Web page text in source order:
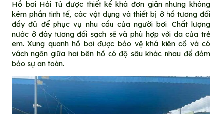
Hồ bơi Hải Tú được thiết kế khá đơn giản nhưng không
kém phần tinh tế, các vật dụng và thiết bị ở hồ tương đối
đầy đủ để phục vụ nhu cầu của người bơi. Chất lượng
nước ở đây tương đối sạch sẽ và phù hợp với da của trẻ
em. Xung quanh hồ bơi được bảo vệ khá kiên cố và có
vách ngăn giữa hai bên hồ có độ sâu khác nhau để đảm
bảo sự an toàn.